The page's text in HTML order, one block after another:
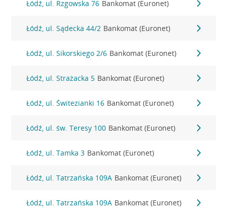
Łódź, ul. Rzgowska 76 Bankomat (Euronet)
Łódź, ul. Sądecka 44/2 Bankomat (Euronet)
Łódź, ul. Sikorskiego 2/6 Bankomat (Euronet)
Łódź, ul. Strażacka 5 Bankomat (Euronet)
Łódź, ul. Świtezianki 16 Bankomat (Euronet)
Łódź, ul. św. Teresy 100 Bankomat (Euronet)
Łódź, ul. Tamka 3 Bankomat (Euronet)
Łódź, ul. Tatrzańska 109A Bankomat (Euronet)
Łódź, ul. Tatrzańska 109A Bankomat (Euronet)